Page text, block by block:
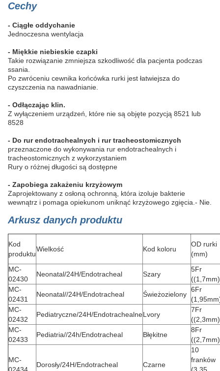
Cechy
- Ciągłe oddychanie
Jednoczesna wentylacja
- Miękkie niebieskie czapki
Takie rozwiązanie zmniejsza szkodliwość dla pacjenta podczas
ssania.
Po zwróceniu cewnika końcówka rurki jest łatwiejsza do
czyszczenia na nawadnianie.
- Odłączając klin.
Z wyłączeniem urządzeń, które nie są objęte pozycją 8521 lub
8528
- Do rur endotrachealnych i rur tracheostomicznych
przeznaczone do wykonywania rur endotrachealnych i
tracheostomicznych z wykorzystaniem
Rury o różnej długości są dostępne
- Zapobiega zakażeniu krzyżowym
Zaprojektowany z osłoną ochronną, która izoluje bakterie
wewnątrz i pomaga opiekunom uniknąć krzyżowego zgięcia. - Nie.
Arkusz danych produktu
Kod
produktu
Wielkość Kod koloru
OD rurki
(mm)
MC-
02430
Neonatal/24H/Endotracheal Szary
5Fr
((1,7mm)
MC-
02431
Neonatal//24H/Endotracheal Świeżozielony
6Fr
MC-
02432
Pediatryczne/24H/EndotrachealneLvory
7Fr
((2,3mm)
MC-
02433
Pediatria//24h/Endotracheal Błękitne
8Fr
((2,7mm)
MC-
Dorosły/24H/Endotracheal Czarne
10
franków